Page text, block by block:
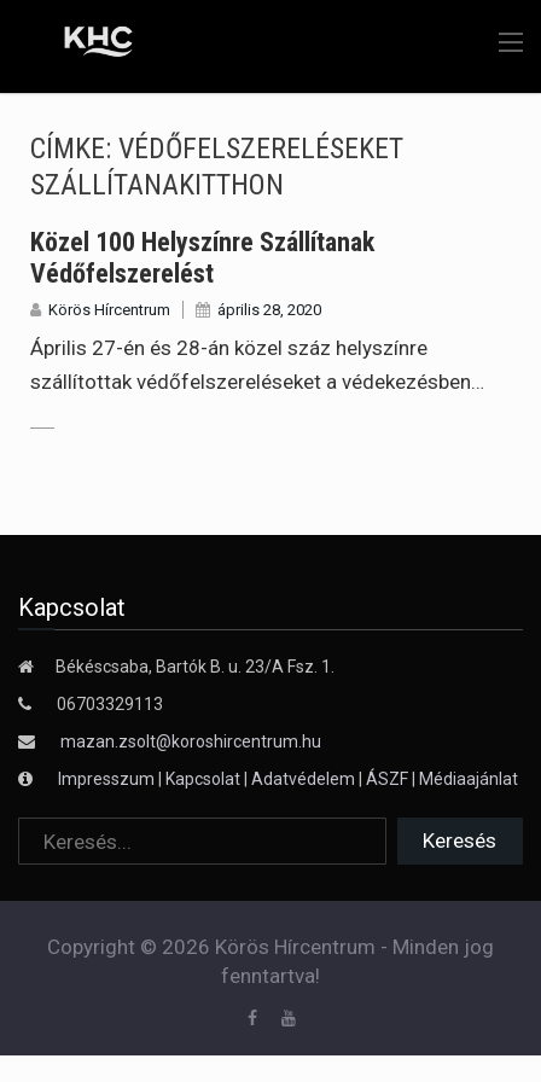
CÍMKE: VÉDŐFELSZERELÉSEKET
SZÁLLÍTANAKITTHON
Közel 100 Helyszínre Szállítanak
Védőfelszerelést
Körös Hírcentrum április 28, 2020
Április 27-én és 28-án közel száz helyszínre
szállítottak védőfelszereléseket a védekezésben…
Kapcsolat
Békéscsaba, Bartók B. u. 23/A Fsz. 1.
06703329113
mazan.zsolt@koroshircentrum.hu
Impresszum
Kapcsolat Adatvédelem ÁSZF Médiaajánlat
Copyright © 2026 Körös Hírcentrum - Minden jog
fenntartva!